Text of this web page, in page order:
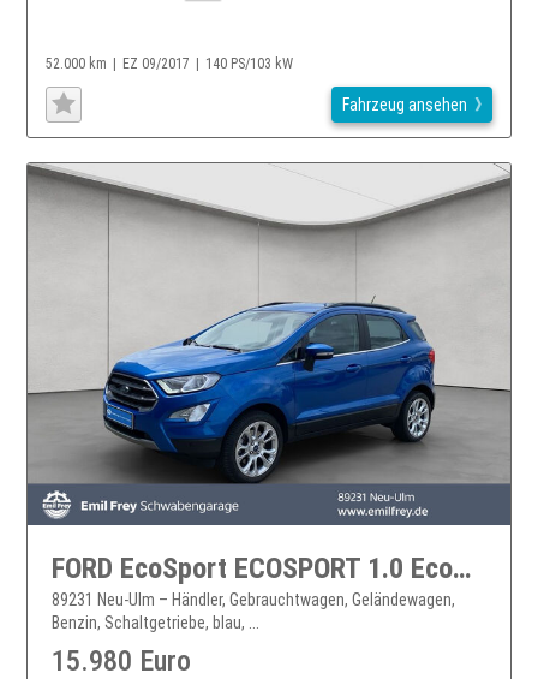
52.000 km EZ 09/2017 140 PS/103 kW
Fahrzeug ansehen
FORD EcoSport ECOSPORT 1.0 EcoBoost TITANIUM
89231 Neu-Ulm – Händler, Gebrauchtwagen, Geländewagen,
Benzin, Schaltgetriebe, blau, ...
15.980 Euro